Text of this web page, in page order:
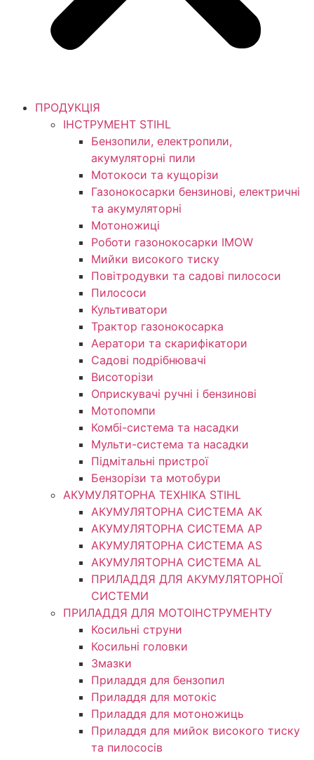
ПРОДУКЦІЯ
ІНСТРУМЕНТ STIHL
Бензопили, електропили,
акумуляторні пили
Мотокоси та кущорізи
Газонокосарки бензинові, електричні
та акумуляторні
Мотоножиці
Роботи газонокосарки IMOW
Мийки високого тиску
Повітродувки та садові пилососи
Пилососи
Культиватори
Трактор газонокосарка
Аератори та скарифікатори
Садові подрібнювачі
Висоторізи
Оприскувачі ручні і бензинові
Мотопомпи
Комбі-система та насадки
Мульти-система та насадки
Підмітальні пристрої
Бензорізи та мотобури
АКУМУЛЯТОРНА ТЕХНІКА STIHL
АКУМУЛЯТОРНА СИСТЕМА АК
АКУМУЛЯТОРНА СИСТЕМА АР
АКУМУЛЯТОРНА СИСТЕМА AS
АКУМУЛЯТОРНА СИСТЕМА AL
ПРИЛАДДЯ ДЛЯ АКУМУЛЯТОРНОЇ
СИСТЕМИ
ПРИЛАДДЯ ДЛЯ МОТОІНСТРУМЕНТУ
Косильні струни
Косильні головки
Змазки
Приладдя для бензопил
Приладдя для мотокіс
Приладдя для мотоножиць
Приладдя для мийок високого тиску
та пилососів